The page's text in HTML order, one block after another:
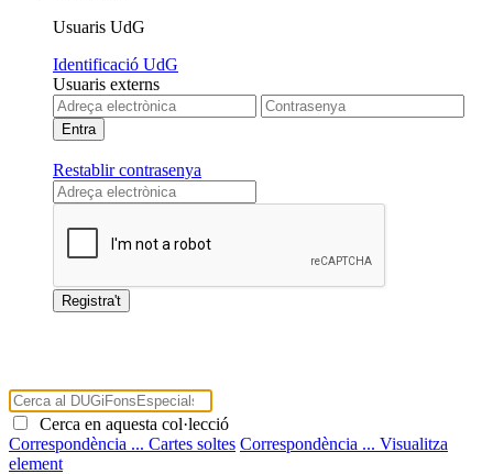
Usuaris UdG
Identificació UdG
Usuaris externs
Restablir contrasenya
Cerca en aquesta col·lecció
Correspondència ... Cartes soltes Correspondència ... Visualitza
element